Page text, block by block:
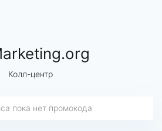
Колл-центр
пока нет промокода